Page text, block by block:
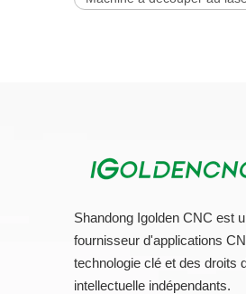
Shandong Igolden CNC est
fournisseur d'applications
technologie clé et des droits
intellectuelle indépendants.